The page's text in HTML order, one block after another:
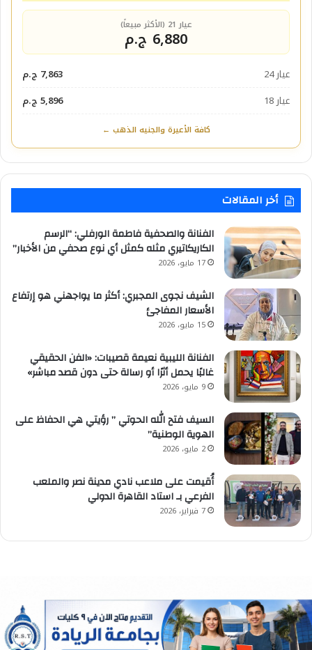
عيار 21 (الأكثر مبيعاً)
6,880 ج.م
عيار 24
7,863 ج.م
عيار 18
5,896 ج.م
كافة الأعيرة والجنيه الذهب ←
أخر المقالات
الفنانة والصحفية فاطمة الورفلي: “الرسم
الكاريكاتيري مثله كمثل أي نوع صحفي من الأخبار”
17 مايو، 2026
الشيف نجوى المجبري: أكثر ما يواجهني هو إرتفاع
الأسعار المفاجئ
15 مايو، 2026
الفنانة الليبية نعيمة قصيبات: «الفن الحقيقي
غالبًا يحمل أثرًا أو رسالة حتى دون قصد مباشر»
9 مايو، 2026
السيف فتح الله الحوتي ” رؤيتي هي الحفاظ على
الهوية الوطنية”
2 مايو، 2026
أُقيمت على ملاعب نادي مدينة نصر والملعب
الفرعي بـ استاد القاهرة الدولي
7 فبراير، 2026